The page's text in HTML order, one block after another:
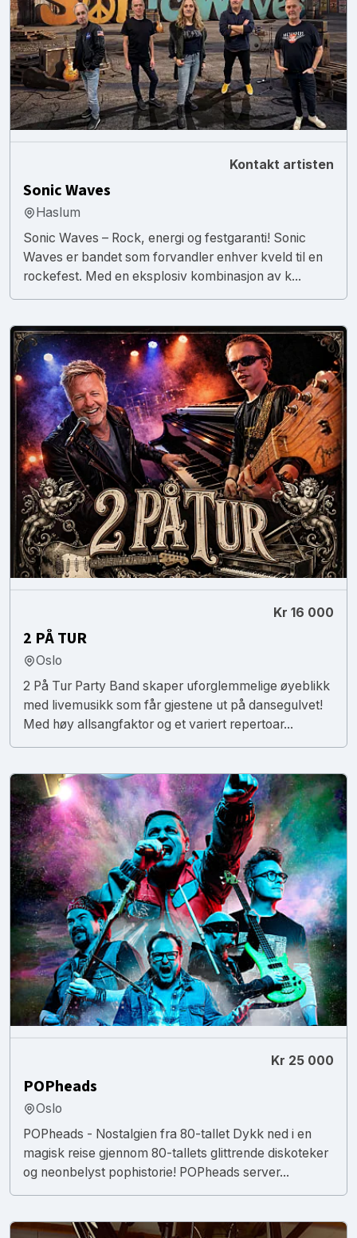
Kontakt artisten
Sonic Waves
Haslum
Sonic Waves – Rock, energi og festgaranti! Sonic
Waves er bandet som forvandler enhver kveld til en
rockefest. Med en eksplosiv kombinasjon av k...
Kr 16 000
2 PÅ TUR
Oslo
2 På Tur Party Band skaper uforglemmelige øyeblikk
med livemusikk som får gjestene ut på dansegulvet!
Med høy allsangfaktor og et variert repertoar...
Kr 25 000
POPheads
Oslo
POPheads - Nostalgien fra 80-tallet Dykk ned i en
magisk reise gjennom 80-tallets glittrende diskoteker
og neonbelyst pophistorie! POPheads server...